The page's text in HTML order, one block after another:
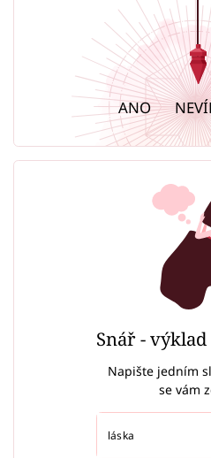
ANO
Snář -
Napište jedním
se vám